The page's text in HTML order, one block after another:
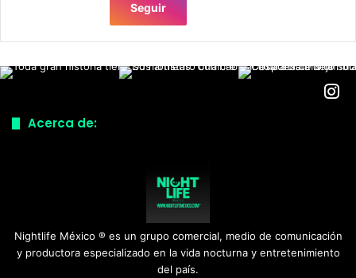
Seguir
Acerca de:
Nightlife México ® es un grupo comercial, medio de comunicación
y productora especializado en la vida nocturna y entretenimiento
del país.